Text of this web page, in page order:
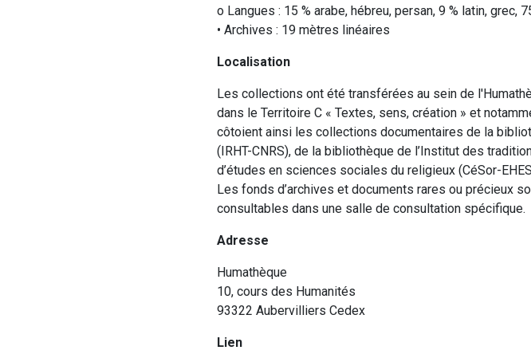
o Langues : 15 % arabe, hébreu, persan, 9 % latin, grec,
• Archives : 19 mètres linéaires
Localisation
Les collections ont été transférées au sein de
dans le Territoire C « Textes, sens, création » et
côtoient ainsi les collections documentaires de la
(IRHT-CNRS), de la bibliothèque de l’Institut des
d’études en sciences sociales du religieux (CéSor-
Les fonds d’archives et documents rares ou précieux
consultables dans une salle de consultation spécifique.
Adresse
Humathèque
10, cours des Humanités
93322 Aubervilliers Cedex
Lien